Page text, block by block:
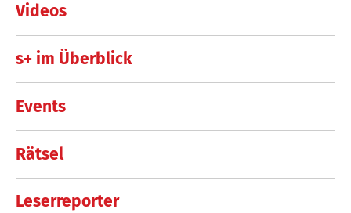
Videos
s+ im Überblick
Events
Rätsel
Leserreporter